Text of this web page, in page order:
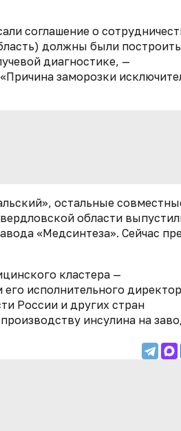
соглашение о
должны были построить
диагностике, —
заморозки
остальные
области
«Медсинтеза». Сейчас
кластера —
исполнительного
России и других стран
инсулина на